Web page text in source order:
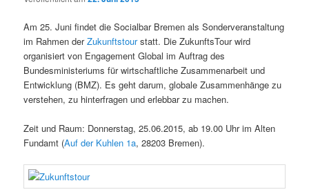
Am 25. Juni findet die Socialbar Bremen als Sonderveranstaltung
im Rahmen derZukunftstourstatt. Die ZukunftsTour wird
organisiert von Engagement Global im Auftrag des
Bundesministeriums für wirtschaftliche Zusammenarbeit und
Entwicklung (BMZ). Es geht darum, globale Zusammenhänge zu
verstehen, zu hinterfragen und erlebbar zu machen.
Zeit und Raum: Donnerstag, 25.06.2015, ab 19.00 Uhr im Alten
Fundamt (Auf der Kuhlen 1a, 28203 Bremen).